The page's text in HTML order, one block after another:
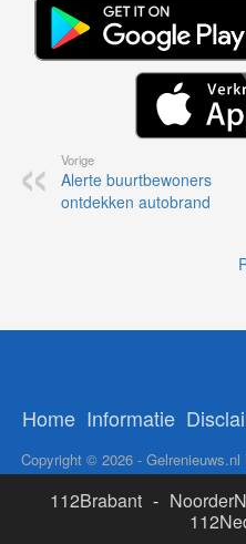
Vorige
Alerte buurtbewoners
ontdekken autobrand
Home Informatie
Copyright © 2026 - Gelrenieuws.nl
112Brabant -